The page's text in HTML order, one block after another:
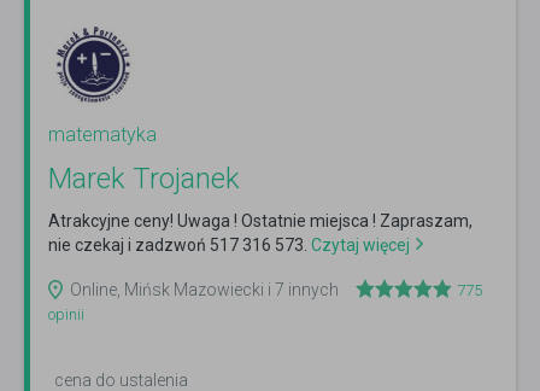
matematyka
Marek Trojanek
Atrakcyjne ceny! Uwaga ! Ostatnie miejsca ! Zapraszam,
nie czekaj i zadzwoń 517 316 573. Czytaj więcej
Online, Mińsk Mazowiecki i 7 innych
775
opinii
cena do ustalenia